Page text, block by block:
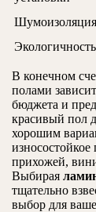
Шумоизоляция
Экологичность
В конечном
полами
бюджета и
красивый пол
хорошим
прихожей,
Выбирая
тщательно
выбор для